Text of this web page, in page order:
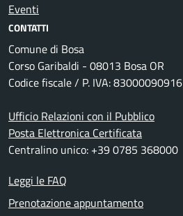
Eventi
CONTATTI
Comune di Bosa
Corso Garibaldi - 08013 Bosa OR
Codice fiscale / P. IVA: 83000090916
Ufficio Relazioni con il Pubblico
Posta Elettronica Certificata
Centralino unico: +39 0785 368000
Leggi le FAQ
Prenotazione appuntamento